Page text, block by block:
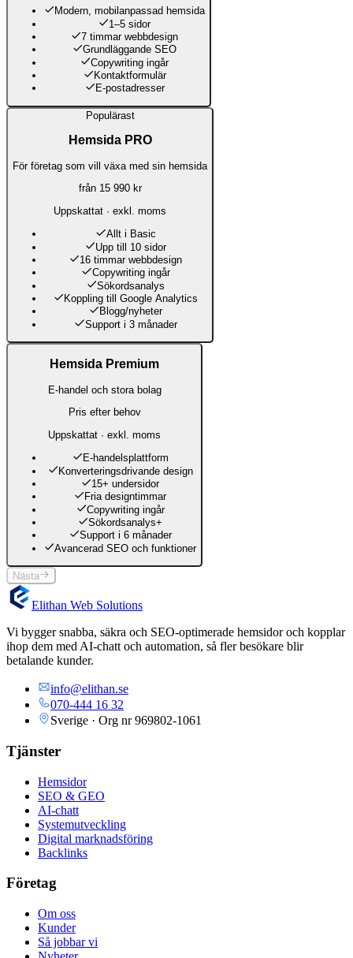
Modern, mobilanpassad hemsida
1–5 sidor
7 timmar webbdesign
Grundläggande SEO
Copywriting ingår
Kontaktformulär
E-postadresser
Populärast
Hemsida PRO
För företag som vill växa med sin hemsida
från 15 990 kr
Uppskattat · exkl. moms
Allt i Basic
Upp till 10 sidor
16 timmar webbdesign
Copywriting ingår
Sökordsanalys
Koppling till Google Analytics
Blogg/nyheter
Support i 3 månader
Hemsida Premium
E-handel och stora bolag
Pris efter behov
Uppskattat · exkl. moms
E-handelsplattform
Konverteringsdrivande design
15+ undersidor
Fria designtimmar
Copywriting ingår
Sökordsanalys+
Support i 6 månader
Avancerad SEO och funktioner
Nästa
Elithan Web Solutions
Vi bygger snabba, säkra och SEO-optimerade hemsidor och kopplar
ihop dem med AI-chatt och automation, så fler besökare blir
betalande kunder.
info@elithan.se
070-444 16 32
Sverige · Org nr969802-1061
Tjänster
Hemsidor
SEO & GEO
AI-chatt
Systemutveckling
Digital marknadsföring
Backlinks
Företag
Om oss
Kunder
Så jobbar vi